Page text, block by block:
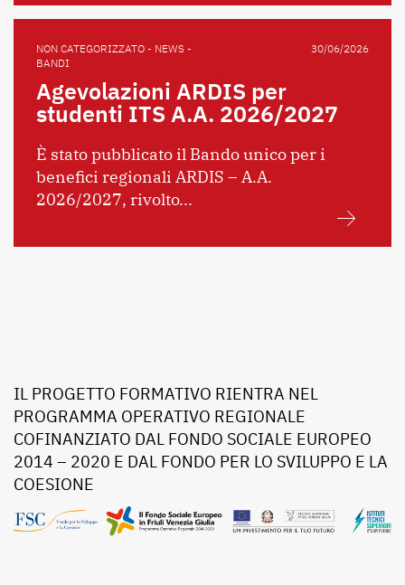
NON CATEGORIZZATO - NEWS -
BANDI
30/06/2026
Agevolazioni ARDIS per
studenti ITS A.A. 2026/2027
È stato pubblicato il Bando unico per i
benefici regionali ARDIS – A.A.
2026/2027, rivolto...
IL PROGETTO FORMATIVO RIENTRA NEL
PROGRAMMA OPERATIVO REGIONALE
COFINANZIATO DAL FONDO SOCIALE EUROPEO
2014 – 2020 E DAL FONDO PER LO SVILUPPO E LA
COESIONE